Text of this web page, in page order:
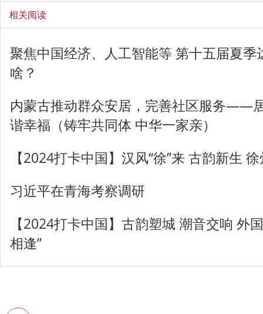
相关阅读
聚焦中国经济、人工智能等 第十五届夏季
啥？
内蒙古推动群众安居，完善社区服务——
谐幸福（铸牢共同体 中华一家亲）
【2024打卡中国】汉风“徐”来 古韵新生
习近平在青海考察调研
【2024打卡中国】古韵塑城 潮音交响 外
相逢”